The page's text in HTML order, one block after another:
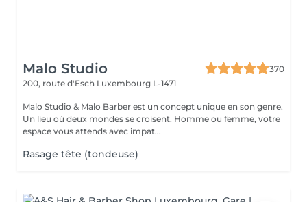
Malo Studio
370
200, route d'Esch Luxembourg L-1471
Malo Studio & Malo Barber est un concept unique en son genre.
Un lieu où deux mondes se croisent. Homme ou femme, votre
espace vous attends avec impat...
Rasage tête (tondeuse)